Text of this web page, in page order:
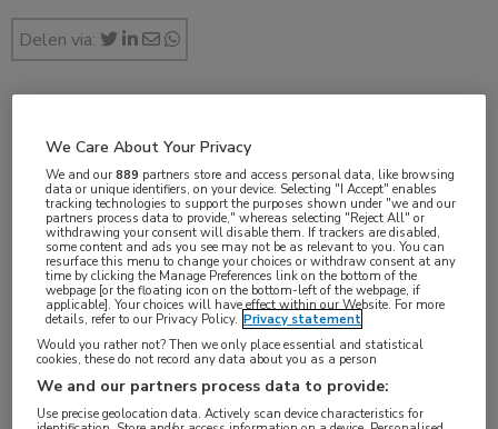
Delen via:
Drs. Mirjam Bedaf
Vakgebieden:
Dermatologie,Huisartsgeneeskunde,Infectieziekten
Aandachtsgebieden:
Bacteriële infecties,SOA,Venereologie
We Care About Your Privacy
We and our889 partners store and access personal data, like browsing
data or unique identifiers, on your device. Selecting "I Accept" enables
tracking technologies to support the purposes shown under "we and our
partners process data to provide," whereas selecting "Reject All" or
withdrawing your consent will disable them. If trackers are disabled,
some content and ads you see may not be as relevant to you. You can
resurface this menu to change your choices or withdraw consent at any
time by clicking the Manage Preferences link on the bottom of the
webpage [or the floating icon on the bottom-left of the webpage, if
applicable]. Your choices will have effect within our Website. For more
details, refer to our Privacy Policy. Privacy statement
Would you rather not? Then we only place essential and statistical
cookies, these do not record any data about you as a person
We and our partners process data to provide:
Use precise geolocation data. Actively scan device characteristics for